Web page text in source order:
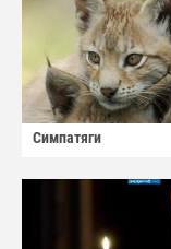
Симпатяги